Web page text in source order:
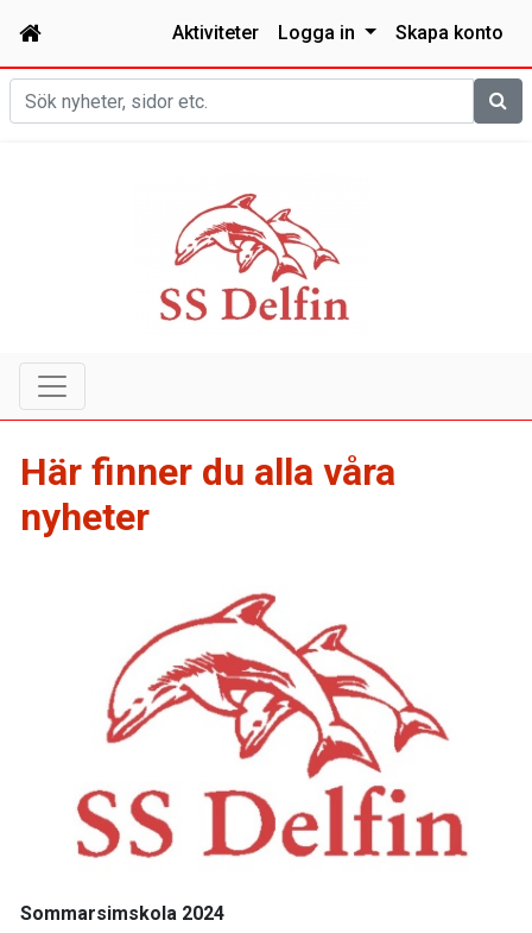
Aktiviteter Logga in Skapa konto
Sök
Här finner du alla våra
nyheter
Sommarsimskola 2024